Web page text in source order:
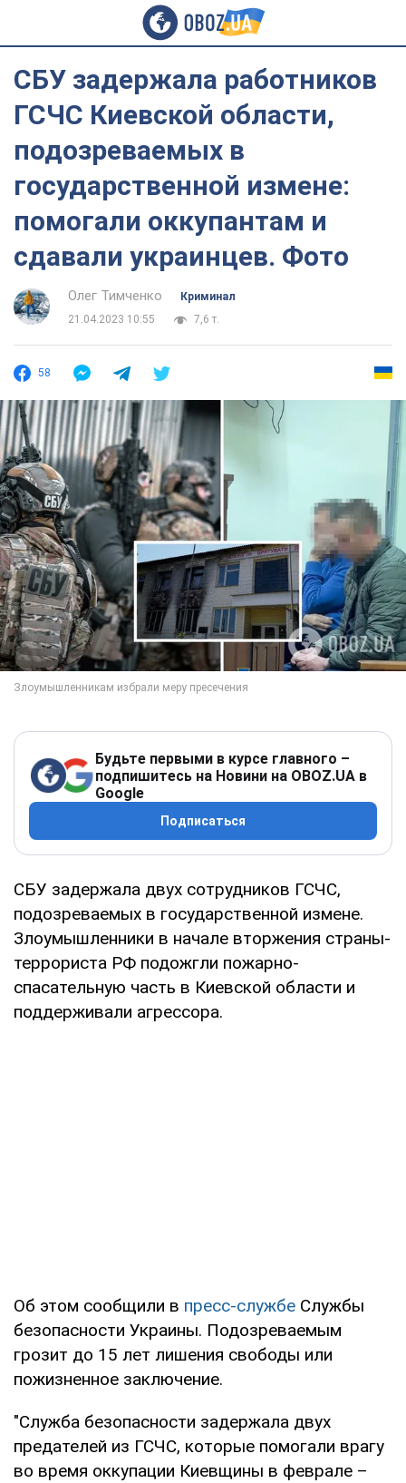
СБУ задержала работников
ГСЧС Киевской области,
подозреваемых в
государственной измене:
помогали оккупантам и
сдавали украинцев. Фото
Олег Тимченко
Криминал
21.04.2023 10:55
7,6 т.
58
Будьте первыми в курсе главного –
подпишитесь на Новини на OBOZ.UA в
Google
Подписаться
СБУ задержала двух сотрудников ГСЧС,
подозреваемых в государственной измене.
Злоумышленники в начале вторжения страны-
террориста РФ подожгли пожарно-
спасательную часть в Киевской области и
поддерживали агрессора.
Об этом сообщили в пресс-службе Службы
безопасности Украины. Подозреваемым
грозит до 15 лет лишения свободы или
пожизненное заключение.
"Служба безопасности задержала двух
предателей из ГСЧС, которые помогали врагу
во время оккупации Киевщины в феврале –